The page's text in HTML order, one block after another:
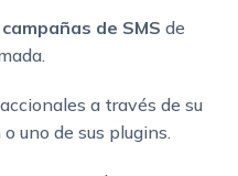
campañas de SMS de
a través de su
uno de sus plugins.